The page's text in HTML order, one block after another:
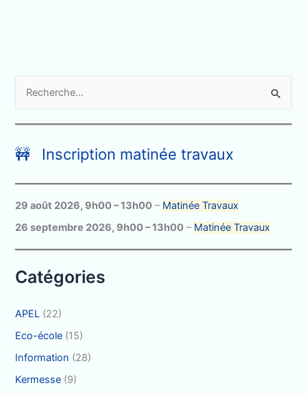
c
h
e
r
c
h
🚧 Inscription matinée travaux
29 août 2026, 9h00–13h00 – Matinée Travaux
26 septembre 2026, 9h00–13h00 – Matinée Travaux
Catégories
APEL (22)
Eco-école (15)
Information (28)
Kermesse (9)